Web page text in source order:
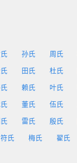
孙氏 周氏
田氏 杜氏
赖氏 叶氏
董氏 伍氏
雷氏 殷氏
符氏 梅氏 翟氏